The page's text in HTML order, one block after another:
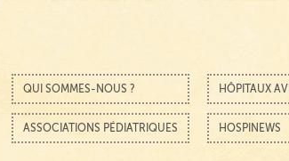
Menu
Passer au contenu
QUI SOMMES-NOUS ? HÔPITAUX
ASSOCIATIONS PÉDIATRIQUES HOSPINEWS